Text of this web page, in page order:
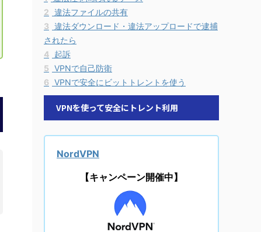
2 違法ファイルの共有
3 違法ダウンロード・違法アップロードで逮捕
されたら
4 起訴
5 VPNで自己防衛
6 VPNで安全にビットトレントを使う
VPNを使って安全にトレント利用
NordVPN
【キャンペーン開催中】